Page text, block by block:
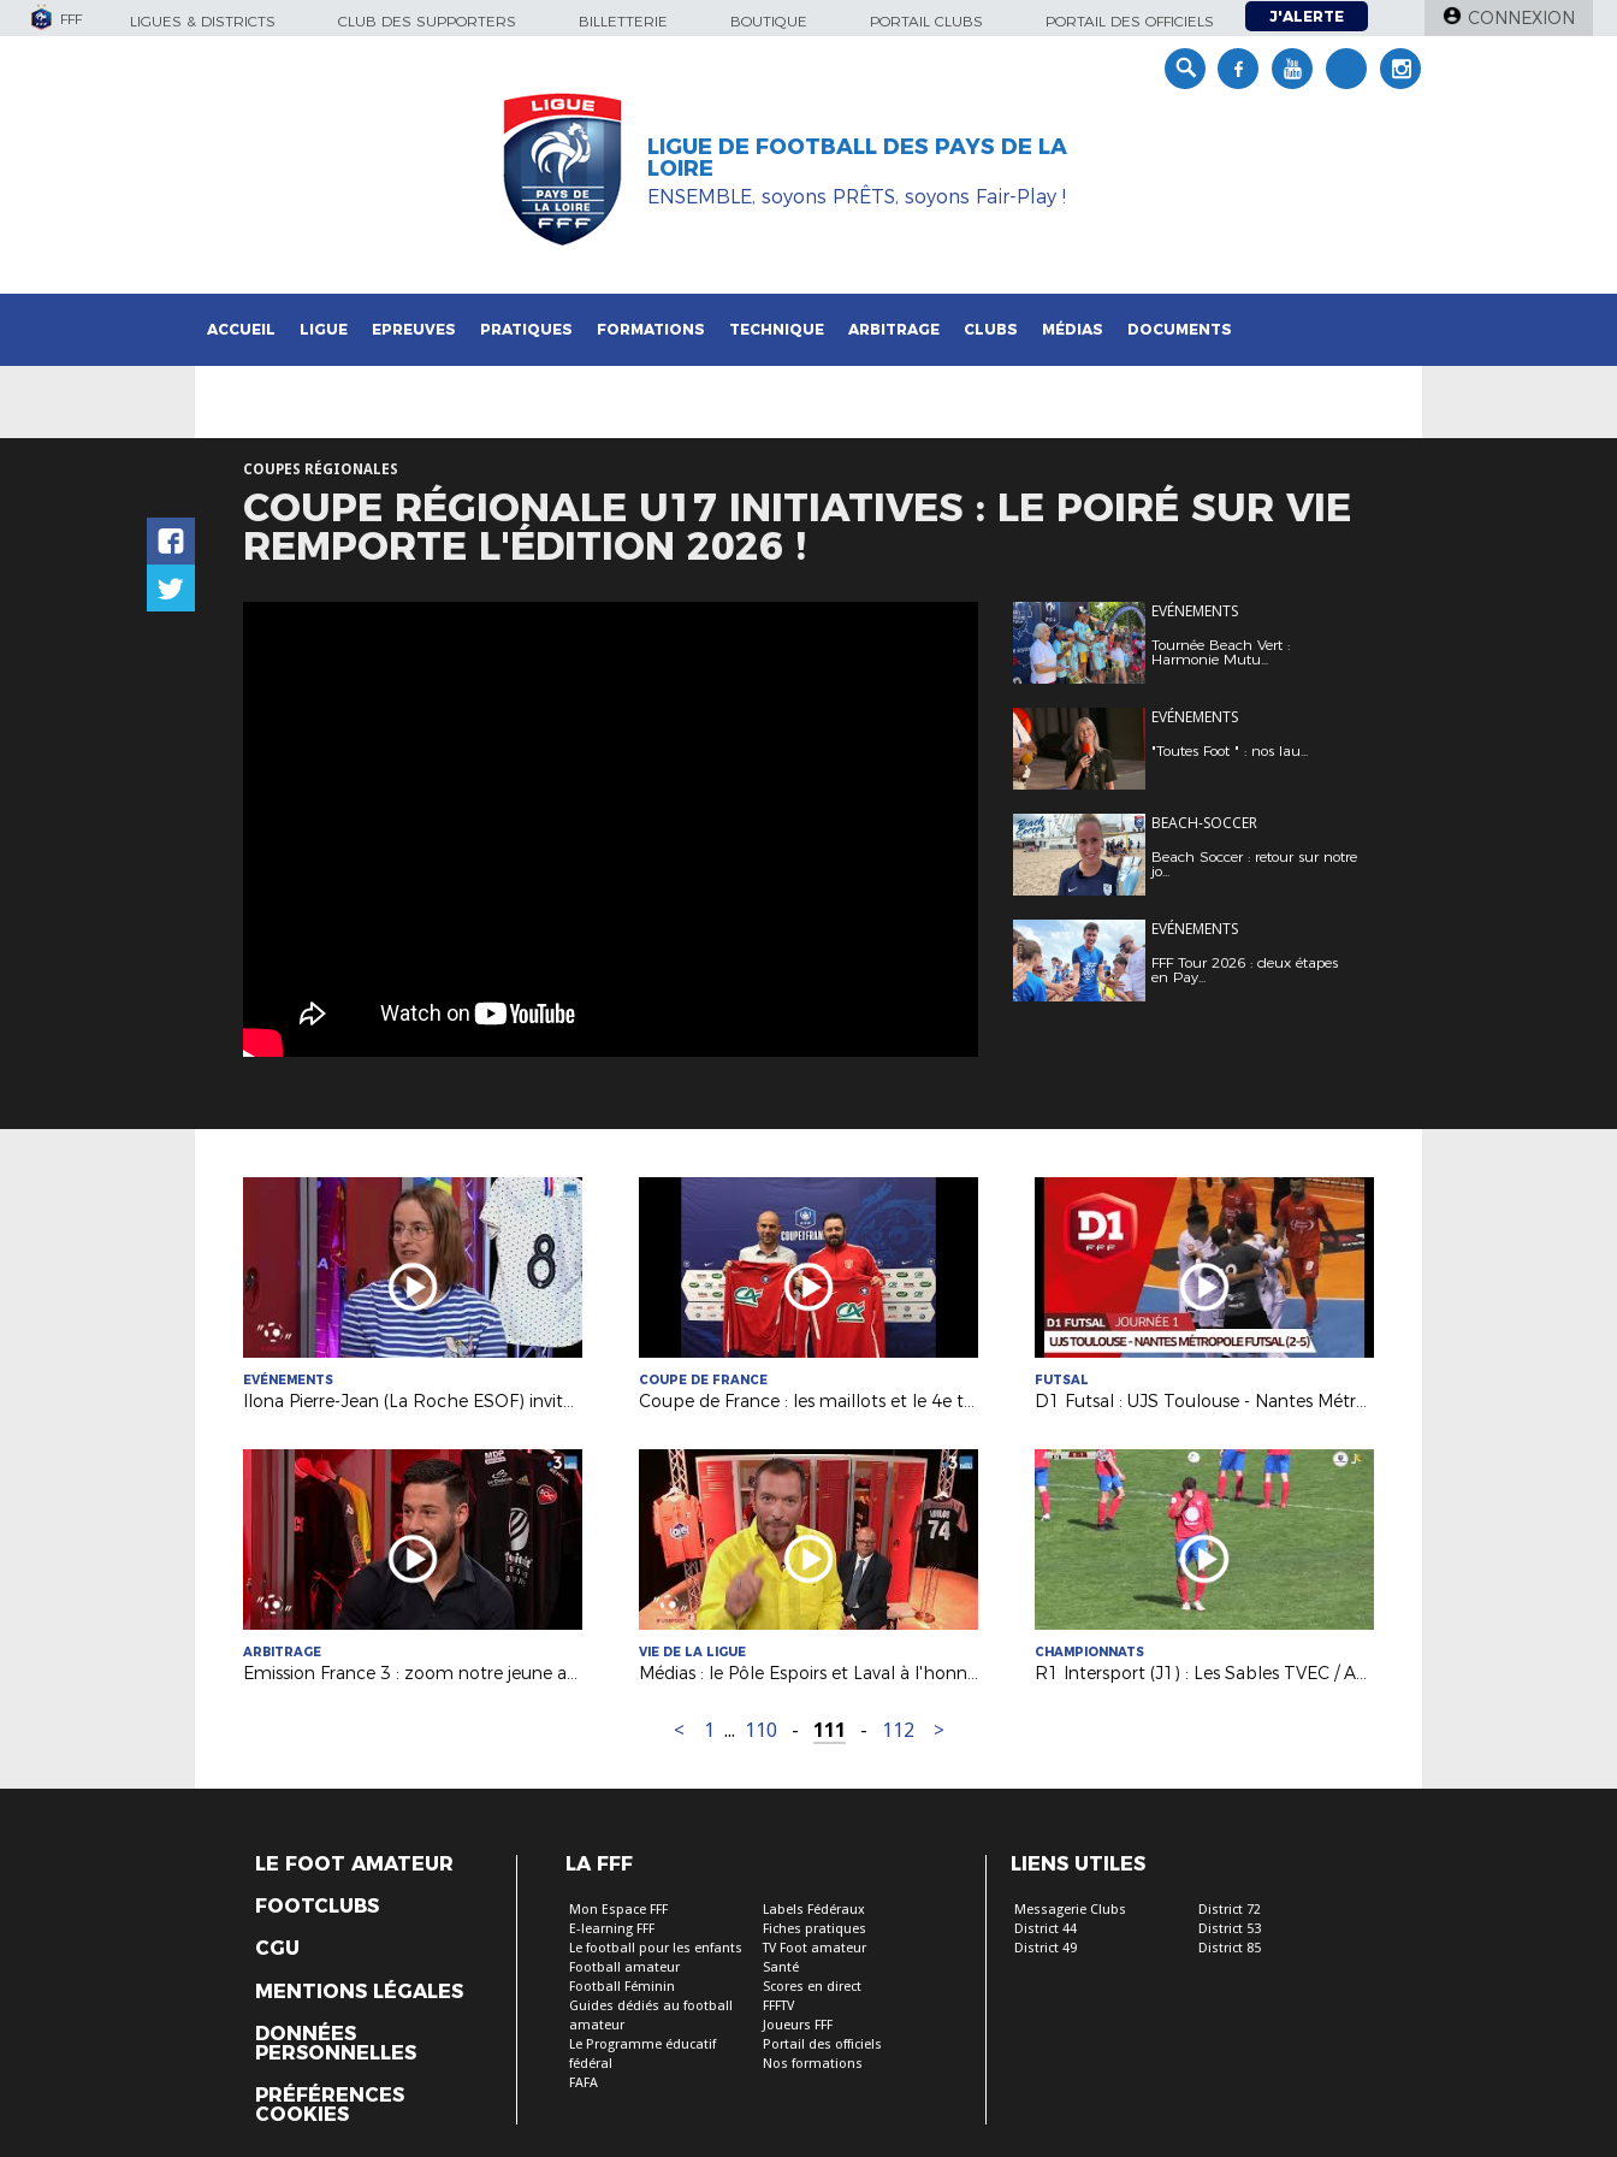
FFF LIGUES & DISTRICTS CLUB DES SUPPORTERS BILLETTERIE BOUTIQUE PORTAIL CLUBS PORTAIL DES OFFICIELS J'ALERTE CONNEXION
LIGUE DE FOOTBALL DES PAYS DE LA
LOIRE
ENSEMBLE, soyons PRÊTS, soyons Fair-Play !
ACCUEIL LIGUE EPREUVES PRATIQUES FORMATIONS TECHNIQUE ARBITRAGE CLUBS MÉDIAS DOCUMENTS
COUPES RÉGIONALES
COUPE RÉGIONALE U17 INITIATIVES : LE POIRÉ SUR VIE
REMPORTE L'ÉDITION 2026 !
EVÉNEMENTS
Tournée Beach Vert :
Harmonie Mutu...
EVÉNEMENTS
"Toutes Foot " : nos lau...
BEACH-SOCCER
Beach Soccer : retour sur notre
jo...
EVÉNEMENTS
FFF Tour 2026 : deux étapes
en Pay...
EVÉNEMENTS
Ilona Pierre-Jean (La Roche ESOF) invitée d'USBFoot sur France 3
COUPE DE FRANCE
Coupe de France : les maillots et le 4e tour pour nos Petits Poucets !
FUTSAL
D1 Futsal : UJS Toulouse - Nantes Métropole Futsal (2-5)
ARBITRAGE
Emission France 3 : zoom notre jeune arbitre Annabelle (FC Bouaine Rocheservière)
VIE DE LA LIGUE
Médias : le Pôle Espoirs et Laval à l'honneur sur France 3 !
CHAMPIONNATS
R1 Intersport (J1) : Les Sables TVEC / Anc. Château-Gontier (3-1)
< 1 ... 110 - 111 - 112 >
LE FOOT AMATEUR
FOOTCLUBS
CGU
MENTIONS LÉGALES
DONNÉES
PERSONNELLES
PRÉFÉRENCES
COOKIES
LA FFF
Mon Espace FFF
E-learning FFF
Le football pour les enfants
Football amateur
Football Féminin
Guides dédiés au football
amateur
Le Programme éducatif
fédéral
FAFA
Labels Fédéraux
Fiches pratiques
TV Foot amateur
Santé
Scores en direct
FFFTV
Joueurs FFF
Portail des officiels
Nos formations
LIENS UTILES
Messagerie Clubs
District 44
District 49
District 72
District 53
District 85